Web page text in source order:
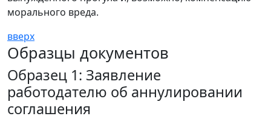
морального вреда.
вверх
Образцы документов
Образец 1: Заявление
работодателю об аннулировании
соглашения